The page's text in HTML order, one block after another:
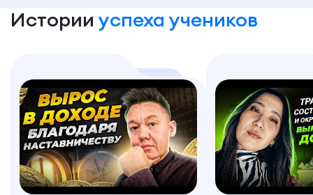
Истории успеха учеников